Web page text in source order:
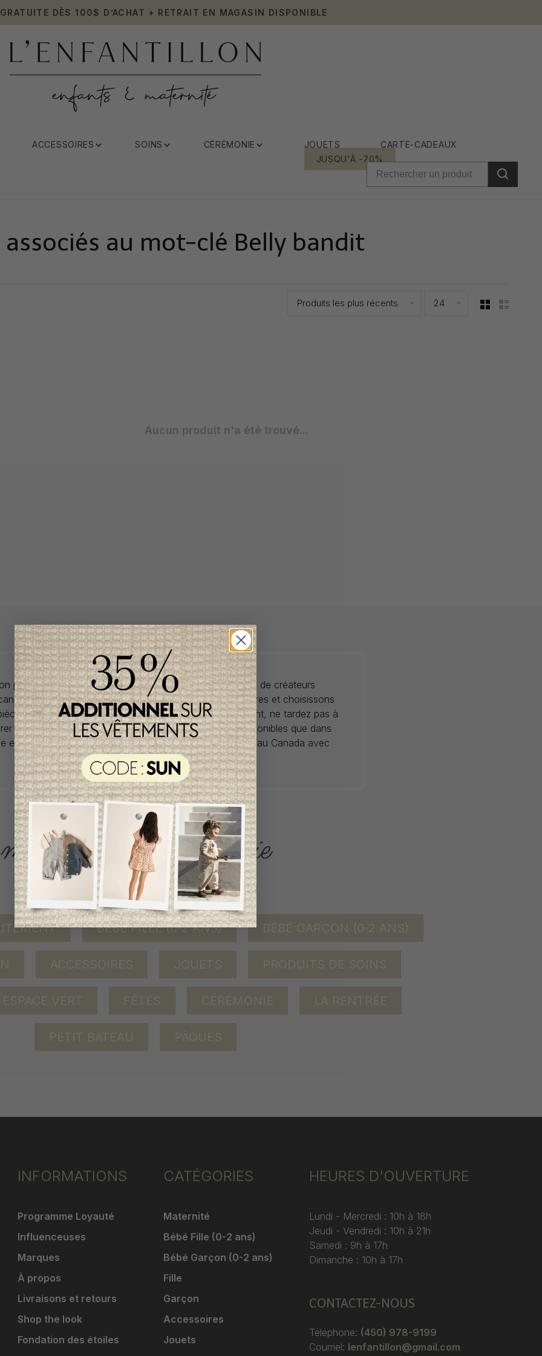
DÈS 100$ D’ACHAT + RETRAIT EN MAGASIN DISPONIBLE
ACCESSOIRES SOINS CÉRÉMONIE JOUETS
CARTE-CADEAUX
JUSQU'À -70%
au mot-clé Belly bandit
Produits les plus récents 24
Aucun produit n'a été trouvé...
propose des collections pour de vêtements pour bébés de créateurs
à prix imbattables. Nous dénichons les perles rares et choisissons
de saisons en saisons. Si un vêtement vous convient, ne tardez pas à
car la plupart du temps, les articles offerts ne sont disponibles que dans
et en un seul exemplaire. Profitez de la livraison gratuite au Canada avec
tout achat de 100$ et plus avant taxes.
ACCÈS RAPIDE
magasinez par catégorie
BÉBÉ FILLE (0-2 ANS) BÉBÉ GARÇON (0-2 ANS)
ACCESSOIRES JOUETS PRODUITS DE SOINS
ESPACE VERT FÊTES CÉRÉMONIE LA RENTRÉE
PETIT BATEAU PÂQUES
INFORMATIONS
Programme Loyauté
Influenceuses
Marques
À propos
Livraisons et retours
Shop the look
Fondation des étoiles
CATÉGORIES
Maternité
Bébé Fille (0-2 ans)
Bébé Garçon (0-2 ans)
Fille
Garçon
Accessoires
Jouets
HEURES D'OUVERTURE
Lundi - Mercredi : 10h à 18h
Jeudi - Vendredi : 10h à 21h
Samedi : 9h à 17h
Dimanche : 10h à 17h
CONTACTEZ-NOUS
Téléphone: (450) 978-9199
Courriel: lenfantillon@gmail.com